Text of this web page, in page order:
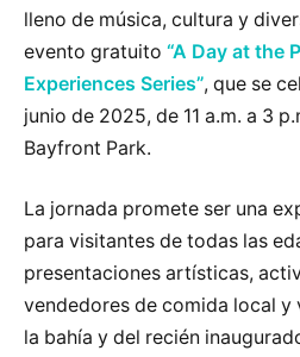
lleno de música, cultura y
evento gratuito “A Day at the
Experiences Series”, que se
junio de 2025, de 11 a.m. a 3
Bayfront Park.
La jornada promete ser una
para visitantes de todas las
presentaciones artísticas,
vendedores de comida local y
la bahía y del recién